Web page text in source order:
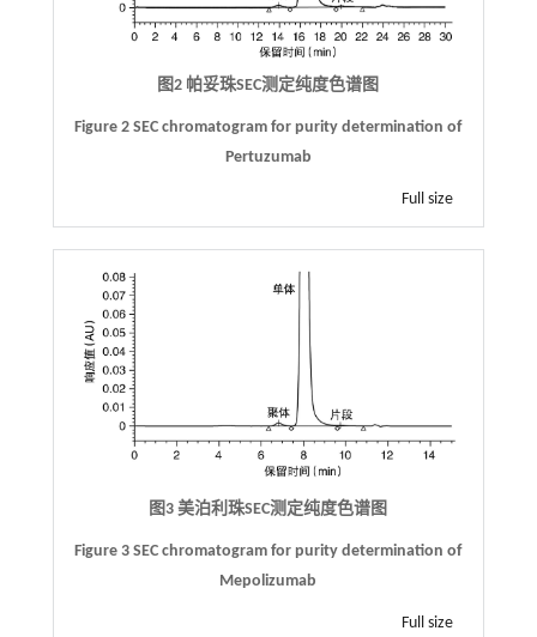
图2 帕妥珠SEC测定纯度色谱图
Figure 2 SEC chromatogram for purity determination of
Pertuzumab
Full size
图3 美泊利珠SEC测定纯度色谱图
Figure 3 SEC chromatogram for purity determination of
Mepolizumab
Full size